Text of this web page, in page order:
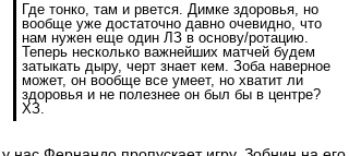
Где тонко, там и рвется. Димке здоровья, но
вообще уже достаточно давно очевидно, что
нам нужен еще один ЛЗ в основу/ротацию.
Теперь несколько важнейших матчей будем
затыкать дыру, черт знает кем. Зоба наверное
может, он вообще все умеет, но хватит ли
здоровья и не полезнее он был бы в центре?
ХЗ.